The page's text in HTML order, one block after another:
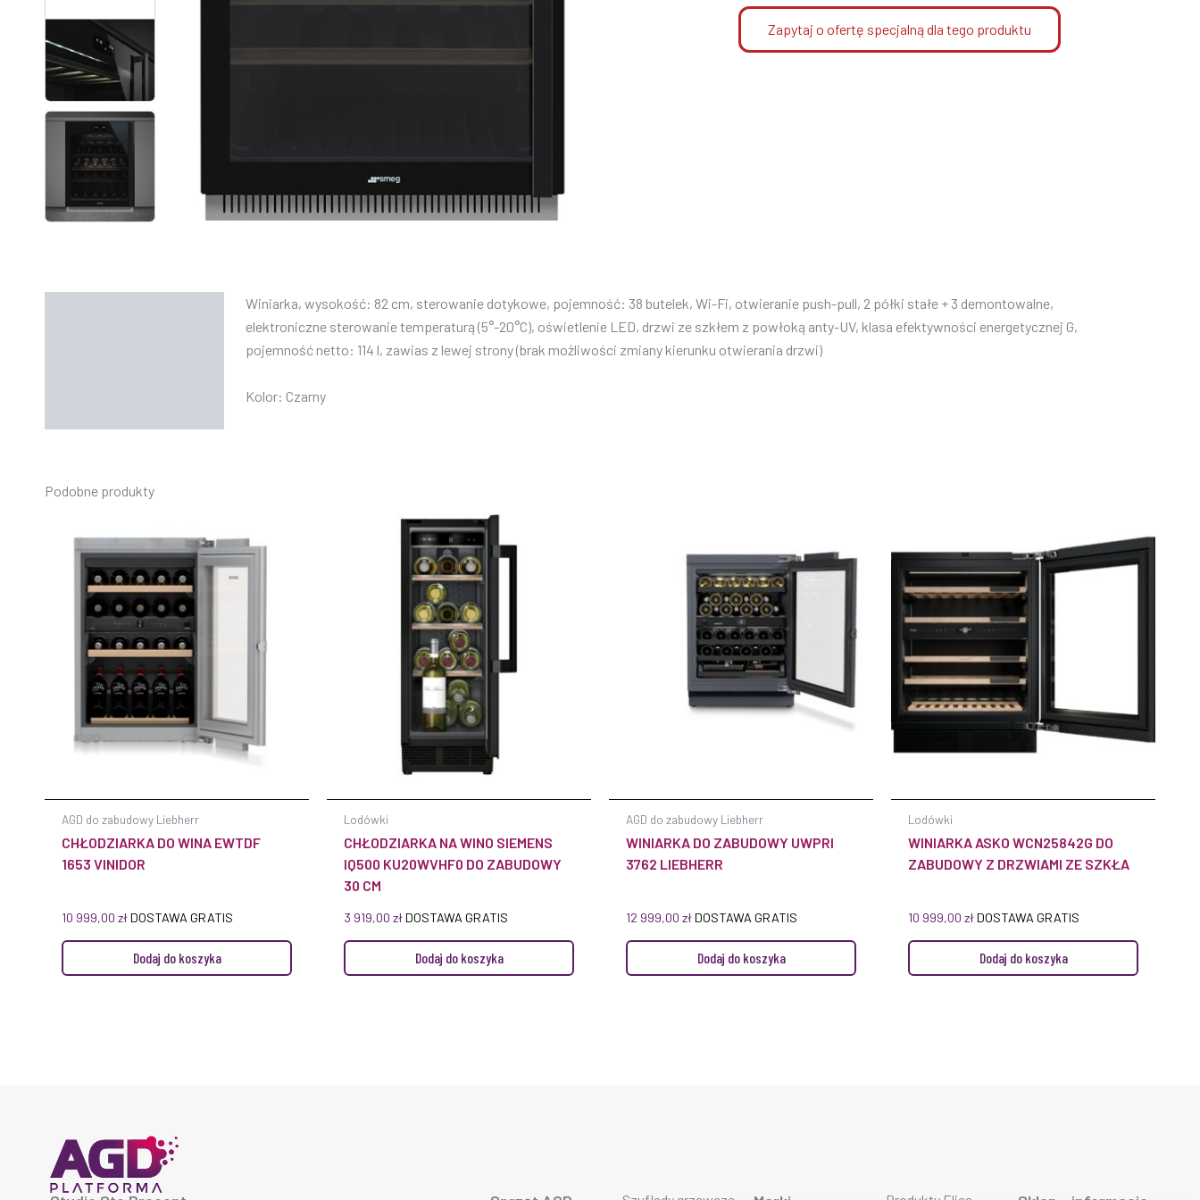
Zapytaj o ofertę specjalną dla tego produktu
Winiarka, wysokość: 82 cm, sterowanie dotykowe, pojemność: 38 butelek, Wi-Fi, otwieranie push-pull, 2 półki stałe + 3 demontowalne,
elektroniczne sterowanie temperaturą (5°-20°C), oświetlenie LED, drzwi ze szkłem z powłoką anty-UV, klasa efektywności energetycznej G,
pojemność netto: 114 l, zawias z lewej strony (brak możliwości zmiany kierunku otwierania drzwi)
Kolor: Czarny
Podobne produkty
AGD do zabudowy Liebherr
CHŁODZIARKA DO WINA EWTDF
1653 VINIDOR
10 999,00złDOSTAWA GRATIS
Dodaj do koszyka
Lodówki
CHŁODZIARKA NA WINO SIEMENS
IQ500 KU20WVHF0 DO ZABUDOWY
30 CM
3 919,00złDOSTAWA GRATIS
Dodaj do koszyka
AGD do zabudowy Liebherr
WINIARKA DO ZABUDOWY UWPRI
3762 LIEBHERR
12 999,00złDOSTAWA GRATIS
Dodaj do koszyka
Lodówki
WINIARKA ASKO WCN25842G DO
ZABUDOWY Z DRZWIAMI ZE SZKŁA
10 999,00złDOSTAWA GRATIS
Dodaj do koszyka